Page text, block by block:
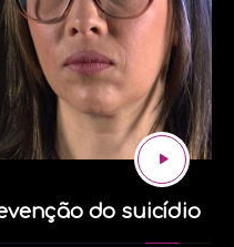
EDUCAÇÃO
do suicídio